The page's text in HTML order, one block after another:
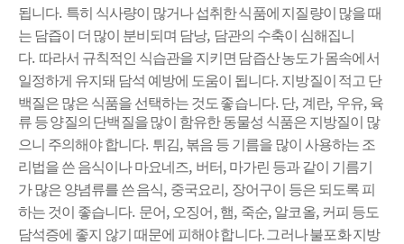
됩니다. 특히 식사량이 많거나 섭취한 식품에 지질량이 많을 때
는 담즙이 더 많이 분비되며 담낭, 담관의 수축이 심해집니
다. 따라서 규칙적인 식습관을 지키면 담즙산 농도가 몸속에서
일정하게 유지돼 담석 예방에 도움이 됩니다. 지방질이 적고 단
백질은 많은 식품을 선택하는 것도 좋습니다. 단, 계란, 우유, 육
류 등 양질의 단백질을 많이 함유한 동물성 식품은 지방질이 많
으니 주의해야 합니다. 튀김, 볶음 등 기름을 많이 사용하는 조
리법을 쓴 음식이나 마요네즈, 버터, 마가린 등과 같이 기름기
가 많은 양념류를 쓴 음식, 중국요리 , 장어구이 등은 되도록 피
하는 것이 좋습니다. 문어, 오징어 , 햄, 죽순, 알코올, 커피 등도
담석증에 좋지 않기 때문에 피해야 합니다. 그러나 불포화 지방